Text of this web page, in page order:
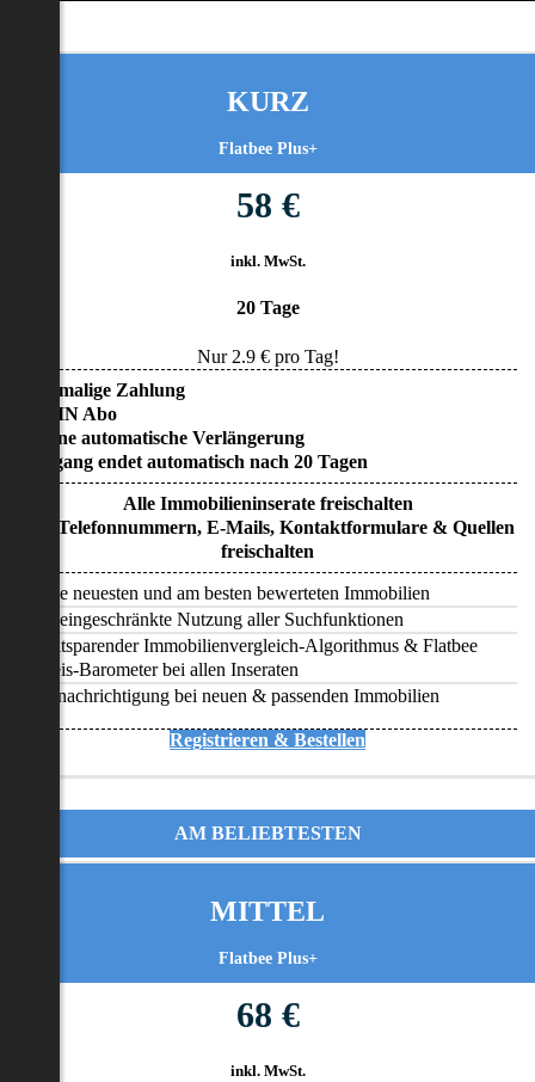
KURZ
Flatbee Plus+
58 €
inkl. MwSt.
20 Tage
Nur 2.9€ pro Tag!
• Einmalige Zahlung
• KEIN Abo
• Keine automatische Verlängerung
• Zugang endet automatisch nach 20 Tagen
Alle Immobilieninserate freischalten
Alle Telefonnummern, E-Mails, Kontaktformulare & Quellen
freischalten
Alle neuesten und am besten bewerteten Immobilien
Uneingeschränkte Nutzung aller Suchfunktionen
Zeitsparender Immobilienvergleich-Algorithmus & Flatbee
Preis-Barometer bei allen Inseraten
Benachrichtigung bei neuen & passenden Immobilien
Registrieren & Bestellen
AM BELIEBTESTEN
MITTEL
Flatbee Plus+
68 €
inkl. MwSt.